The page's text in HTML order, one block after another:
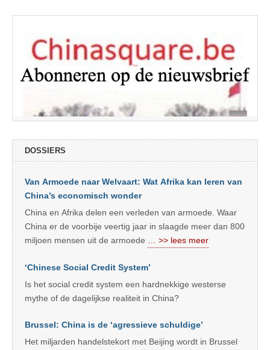
DOSSIERS
Van Armoede naar Welvaart: Wat Afrika kan leren van
China’s economisch wonder
China en Afrika delen een verleden van armoede. Waar
China er de voorbije veertig jaar in slaagde meer dan 800
miljoen mensen uit de armoede … >> lees meer
‘Chinese Social Credit System’
Is het social credit system een hardnekkige westerse
mythe of de dagelijkse realiteit in China?
Brussel: China is de ‘agressieve schuldige’
Het miljarden handelstekort met Beijing wordt in Brussel